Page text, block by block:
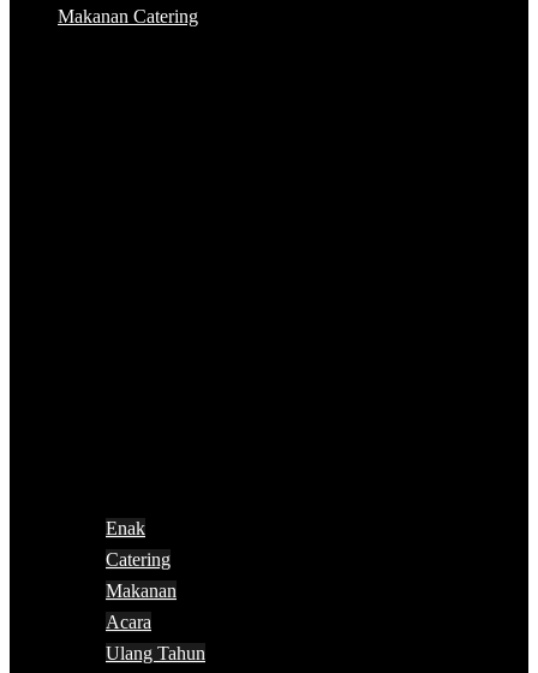
Makanan Catering
Enak
Catering
Makanan
Acara
Ulang Tahun